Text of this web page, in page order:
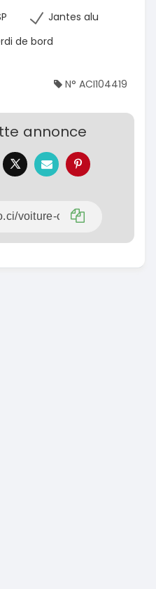
Jantes alu
de bord
N° ACI104419
annonce